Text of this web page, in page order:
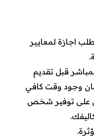
اجازة لمعايير
قبل تقديم
وجود وقت كافي
على توفير شخص